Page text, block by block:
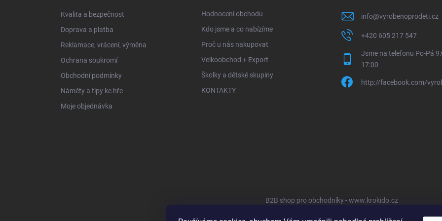
Kvalita a bezpečnost
Doprava a platba
Reklamace, vrácení, výměna
Ochrana soukromí
Obchodní podmínky
Náměty a tipy ke hře
Moje objednávka
Hodnocení obchodu
Kdo jsme a co nabízíme
Proč u nás nakupovat
Velkoobchod + Export
Školky a dětské skupiny
KONTAKTY
info@vyrobenoprodeti.cz
+420 605 217 547
Jsme na telefonu Po-Pá
17:00
http://facebook.com/
B2B shop pro obchodníky - www.krokido.cz